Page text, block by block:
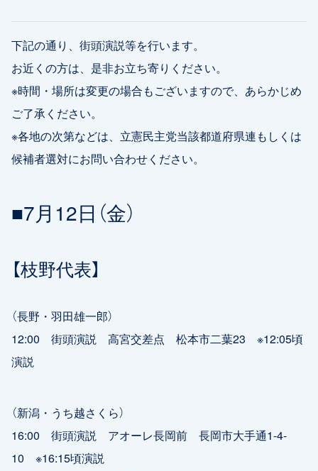
下記の通り、街頭演説等を行います。
お近くの方は、是非お立ち寄りください。
※時間・場所は変更の場合もございますので、あらかじめ
ご了承ください。
※各地の次第などは、立憲民主党当該都道府県連もしくは
候補者選対にお問い合わせください。
■7月12日（金）
【枝野代表】
（長野・羽田雄一郎）
12:00 街頭演説 高宮交差点 松本市二葉23 ※12:05頃
演説
（新潟・うち越さくら）
16:00 街頭演説 アオーレ長岡前 長岡市大手通1-4-
10 ※16:15頃演説